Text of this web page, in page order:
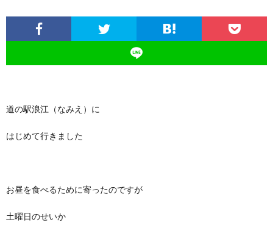
道の駅浪江（なみえ）に
はじめて行きました
お昼を食べるために寄ったのですが
土曜日のせいか